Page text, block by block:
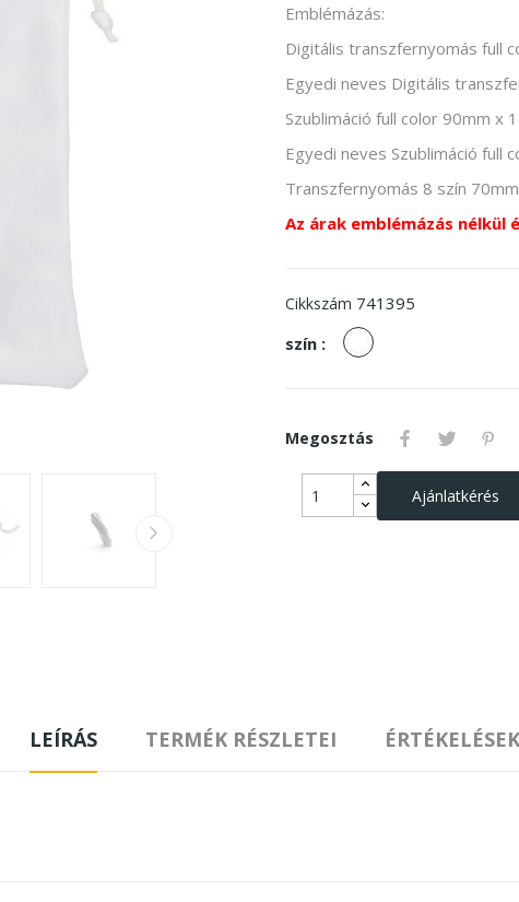
Emblémázás:
Digitális transzfernyomás full
Egyedi neves Digitális
Szublimáció full color 90mm x
Egyedi neves Szublimáció full
Transzfernyomás 8 szín
Az árak emblémázás nélkül
Cikkszám 741395
szín :
fehér
Megosztás
Ajánlatkérés
LEÍRÁS TERMÉK RÉSZLETEI ÉRTÉKELÉSEK